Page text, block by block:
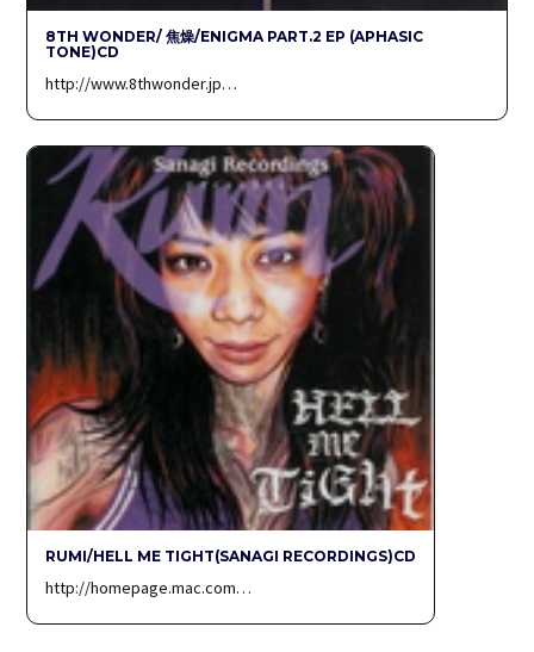
8TH WONDER/ 焦燥/ENIGMA PART.2 EP (APHASIC
TONE)CD
http://www.8thwonder.jp…
RUMI/HELL ME TIGHT(SANAGI RECORDINGS)CD
http://homepage.mac.com…